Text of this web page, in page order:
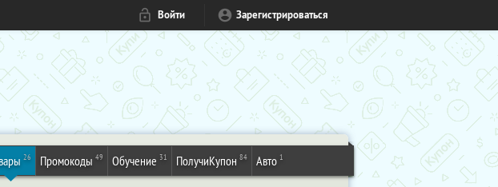
Войти Зарегистрироваться
26 Промокоды 49 Обучение 31 ПолучиКупон 84 Авто 1